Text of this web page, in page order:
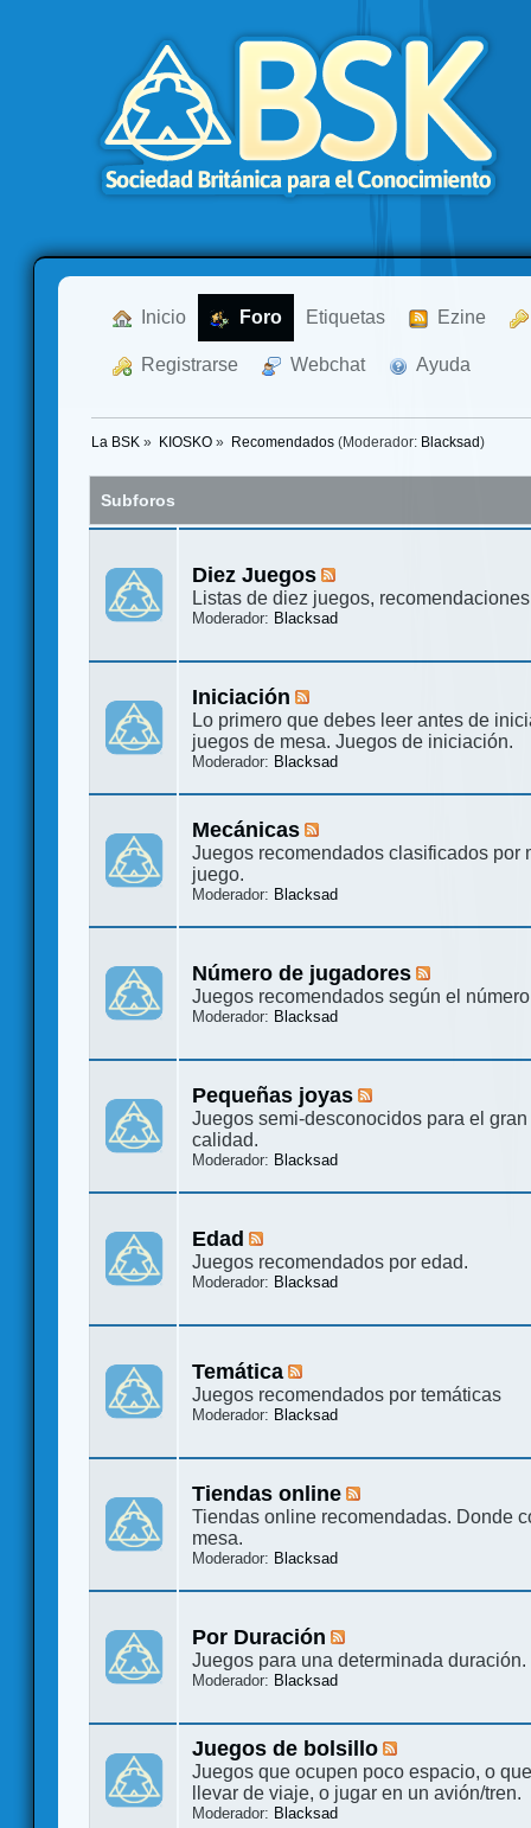
Inicio Foro Etiquetas Ezine
Registrarse Webchat Ayuda
La BSK » KIOSKO» Recomendados(Moderador: Blacksad )
Subforos
Diez Juegos
Listas de diez juegos,
Moderador: Blacksad
Iniciación
Lo primero que debes leer antes de
juegos de mesa. Juegos de iniciación.
Moderador: Blacksad
Mecánicas
Juegos recomendados clasificados por
juego.
Moderador: Blacksad
Número de jugadores
Juegos recomendados según el
Moderador: Blacksad
Pequeñas joyas
Juegos semi-desconocidos para el
calidad.
Moderador: Blacksad
Edad
Juegos recomendados por edad.
Moderador: Blacksad
Temática
Juegos recomendados por temáticas
Moderador: Blacksad
Tiendas online
Tiendas online recomendadas. Donde
mesa.
Moderador: Blacksad
Por Duración
Juegos para una determinada duración.
Moderador: Blacksad
Juegos de bolsillo
Juegos que ocupen poco espacio, o
llevar de viaje, o jugar en un avión/tren.
Moderador: Blacksad